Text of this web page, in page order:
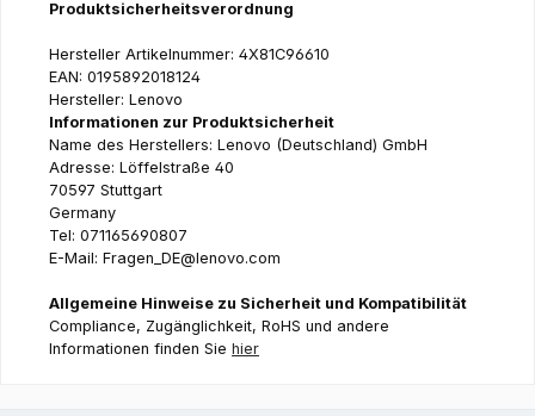
Produktsicherheitsverordnung
Hersteller Artikelnummer: 4X81C96610
EAN: 0195892018124
Hersteller: Lenovo
Informationen zur Produktsicherheit
Name des Herstellers: Lenovo (Deutschland) GmbH
Adresse: Löffelstraße 40
70597 Stuttgart
Germany
Tel: 071165690807
E-Mail: Fragen_DE@lenovo.com
Allgemeine Hinweise zu Sicherheit und Kompatibilität
Compliance, Zugänglichkeit, RoHS und andere
Informationen finden Sie hier